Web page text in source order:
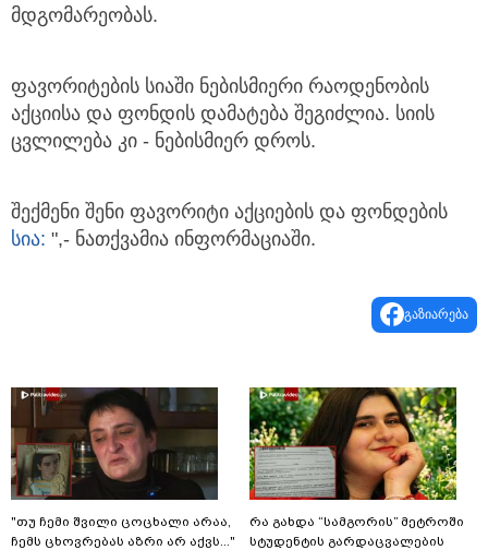
მდგომარეობას.
ფავორიტების სიაში ნებისმიერი რაოდენობის
აქციისა და ფონდის დამატება შეგიძლია. სიის
ცვლილება კი - ნებისმიერ დროს.
შექმენი შენი ფავორიტი აქციების და ფონდების
სია: ",- ნათქვამია ინფორმაციაში.
გაზიარება
"თუ ჩემი შვილი ცოცხალი არაა,
ჩემს ცხოვრებას აზრი არ აქვს..."
რა გახდა “სამგორის” მეტროში
სტუდენტის გარდაცვალების